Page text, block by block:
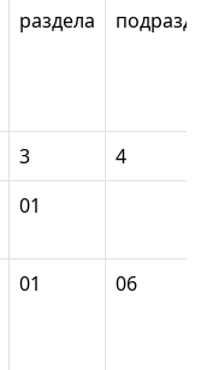
раздела
3
4
01
01 06